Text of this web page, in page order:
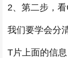
2、第二步，
我们要学会分
T片上面的信